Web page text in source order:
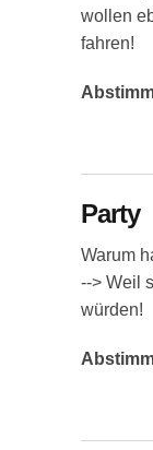
wollen
fahren!
Party
Warum
--> Weil
würden!